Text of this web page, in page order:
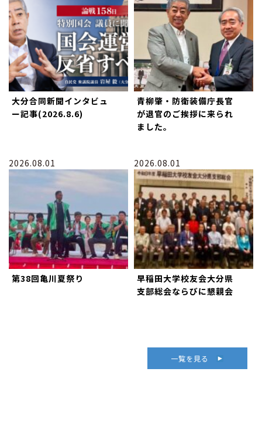
大分合同新聞インタビュ
ー記事(2026.8.6)
青柳肇・防衛装備庁長官
が退官のご挨拶に来られ
ました。
2026.08.01
第38回亀川夏祭り
2026.08.01
早稲田大学校友会大分県
支部総会ならびに懇親会
一覧を見る